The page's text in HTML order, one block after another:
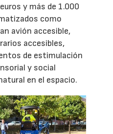
y más de 1.000
como
avión accesible,
accesibles,
de estimulación
y social
en el espacio.